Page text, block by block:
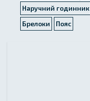
Наручний годинник
Брелоки
Пояс